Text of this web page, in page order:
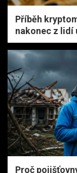
Příběh
nakonec z lidí
Proč